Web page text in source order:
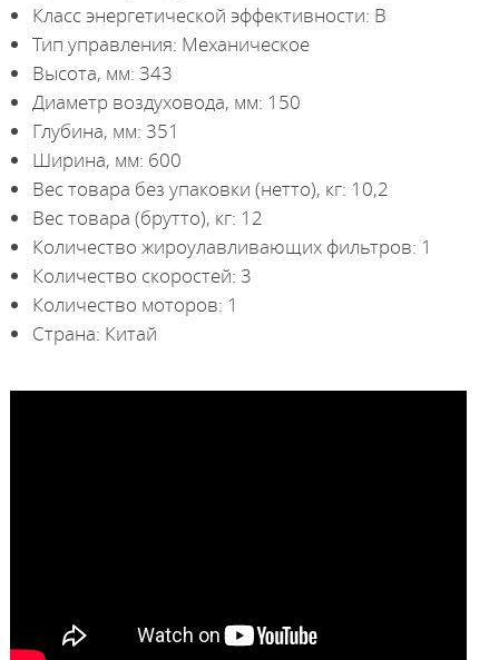
Класс энергетической эффективности: B
Тип управления: Механическое
Высота, мм: 343
Диаметр воздуховода, мм: 150
Глубина, мм: 351
Ширина, мм: 600
Вес товара без упаковки (нетто), кг: 10,2
Вес товара (брутто), кг: 12
Количество жироулавливающих фильтров: 1
Количество скоростей: 3
Количество моторов: 1
Страна: Китай